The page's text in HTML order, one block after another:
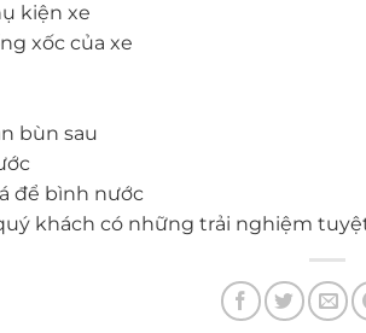
kiện xe
xốc của xe
bùn sau
để bình nước
khách có những trải nghiệm